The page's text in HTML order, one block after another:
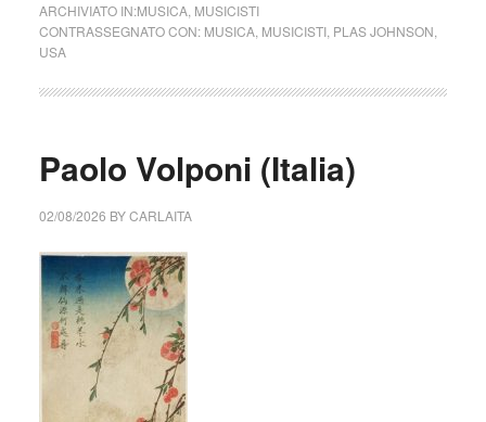
ARCHIVIATO IN:MUSICA, MUSICISTI
CONTRASSEGNATO CON: MUSICA, MUSICISTI, PLAS JOHNSON
USA
Paolo Volponi (Italia)
02/08/2026 BYCARLAITA